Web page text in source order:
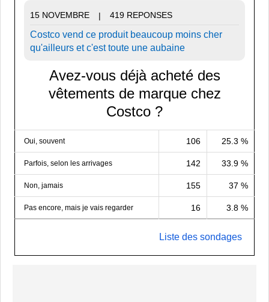
15 NOVEMBRE | 419 REPONSES
Costco vend ce produit beaucoup moins cher
qu'ailleurs et c'est toute une aubaine
Avez-vous déjà acheté des
vêtements de marque chez
Costco ?
Oui, souvent 106 25.3 %
Parfois, selon les arrivages 142 33.9 %
Non, jamais 155 37 %
Pas encore, mais je vais regarder 16 3.8 %
Liste des sondages